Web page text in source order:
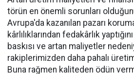
törün en önemli sorunları
Avrupa'da kazanılan pazarı
kârlılıklarından fe­dakârlık
baskısı ve artan maliyetler
rakiplerimiz­den daha pahalı
Buna rağmen kaliteden ödün